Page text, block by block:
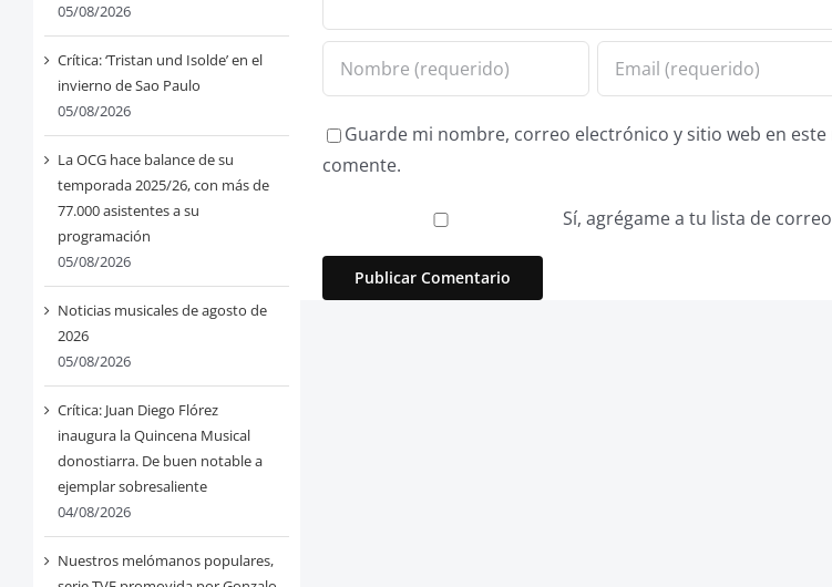
05/08/2026
Crítica: ‘Tristan und Isolde’ en el
invierno de Sao Paulo
05/08/2026
La OCG hace balance de su
temporada 2025/26, con más de
77.000 asistentes a su
programación
05/08/2026
Noticias musicales de agosto de
2026
05/08/2026
Crítica: Juan Diego Flórez
inaugura la Quincena Musical
donostiarra. De buen notable a
ejemplar sobresaliente
04/08/2026
Nuestros melómanos populares,
Guarde mi nombre, correo electrónico y sitio web en
comente.
Sí, agrégame a tu lista de